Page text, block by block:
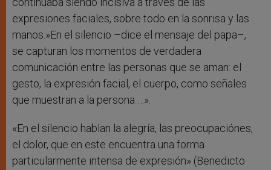
expresiones faciales, sobre todo en la sonrisa y las
manos.»En el silencio –dice el mensaje del papa–,
se capturan los momentos de verdadera
comunicación entre las personas que se aman: el
gesto, la expresión facial, el cuerpo, como señales
que muestran a la persona …».
«En el silencio hablan la alegría, las preocupaciónes,
el dolor, que en este encuentra una forma
particularmente intensa de expresión» (Benedicto